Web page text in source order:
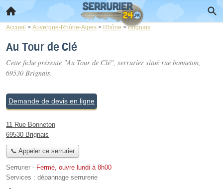
Accueil > Auvergne-Rhône-Alpes > Rhône >Brignais
Au Tour de Clé
Cette fiche présente "Au Tour de Clé", serrurier situé rue bonneton,
69530 Brignais.
Demande de devis en ligne
11 Rue Bonneton
69530 Brignais
📞 Appeler ce serrurier
Serrurier - Fermé, ouvre lundi à 8h00
Services : dépannage serrurerie